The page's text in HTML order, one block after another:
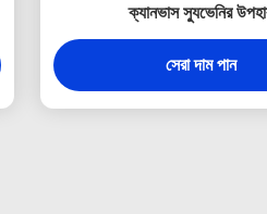
ক্যানভাস স্যুভেনির
সেরা দাম পান